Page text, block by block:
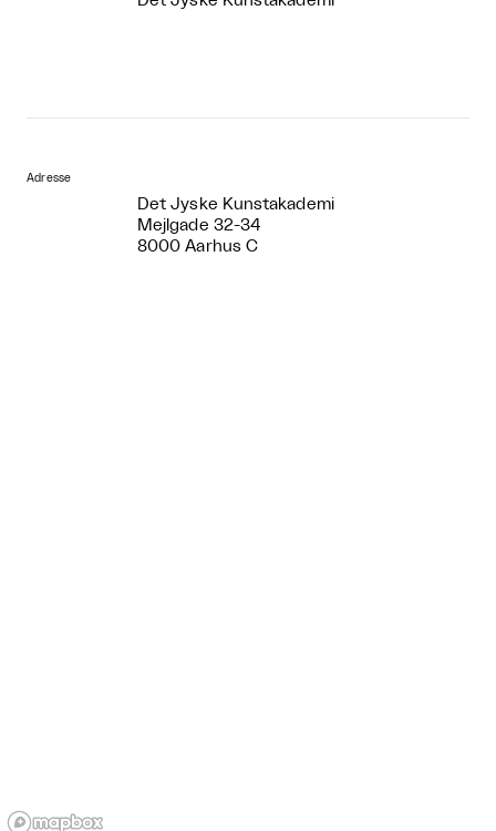
Adresse
Det Jyske Kunstakademi
Mejlgade 32-34
8000 Aarhus C